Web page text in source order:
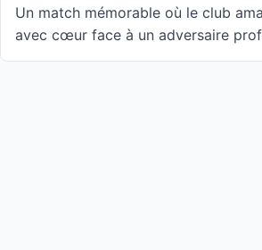
Un match mémorable où le club
avec cœur face à un adversaire